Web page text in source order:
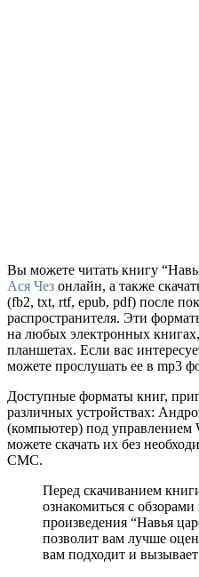
Вы можете читать книгу
Ася Чез онлайн, а также
(fb2, txt, rtf, epub, pdf) после
распространителя. Эти
на любых электронных
планшетах. Если вас
можете прослушать ее в mp3
Доступные форматы книг,
различных устройствах:
(компьютер) под
можете скачать их без
СМС.
Перед скачиванием
ознакомиться с
произведения “Навья
позволит вам лучше
вам подходит и